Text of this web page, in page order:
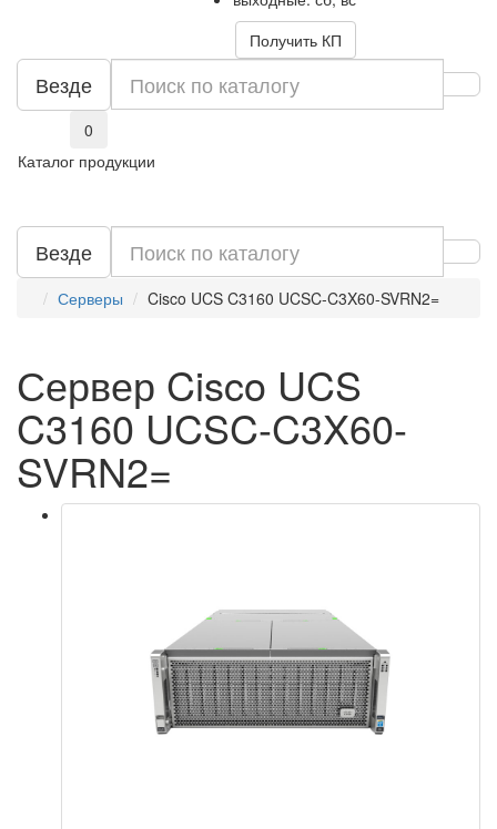
Получить КП
Везде
0
Каталог продукции
Везде
Серверы Cisco UCS C3160 UCSC-C3X60-SVRN2=
Сервер Cisco UCS
C3160 UCSC-C3X60-
SVRN2=